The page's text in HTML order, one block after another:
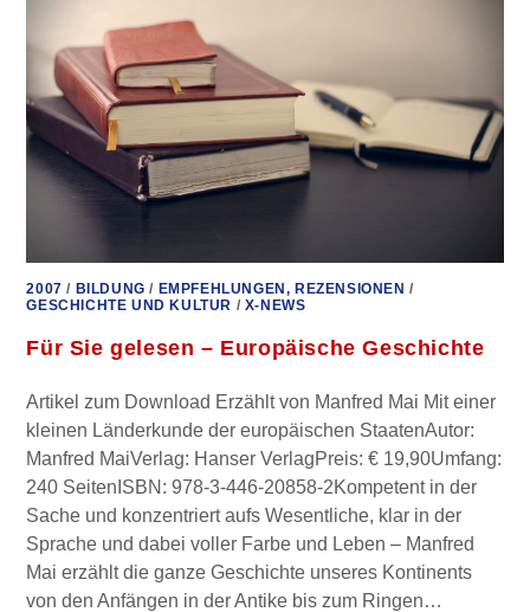
2007 / BILDUNG / EMPFEHLUNGEN, REZENSIONEN /
GESCHICHTE UND KULTUR / X-NEWS
Für Sie gelesen – Europäische Geschichte
Artikel zum Download Erzählt von Manfred Mai Mit einer
kleinen Länderkunde der europäischen StaatenAutor:
Manfred MaiVerlag: Hanser VerlagPreis: € 19,90Umfang:
240 SeitenISBN: 978-3-446-20858-2Kompetent in der
Sache und konzentriert aufs Wesentliche, klar in der
Sprache und dabei voller Farbe und Leben – Manfred
Mai erzählt die ganze Geschichte unseres Kontinents
von den Anfängen in der Antike bis zum Ringen…